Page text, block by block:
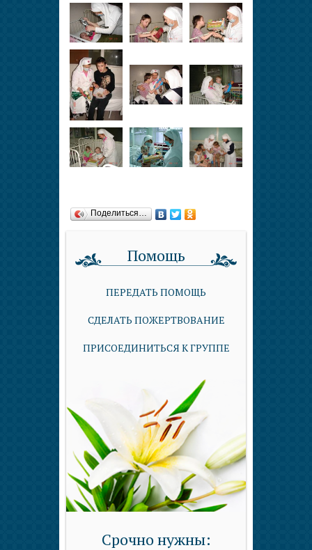
Поделиться…
Помощь
ПЕРЕДАТЬ ПОМОЩЬ
СДЕЛАТЬ ПОЖЕРТВОВАНИЕ
ПРИСОЕДИНИТЬСЯ К ГРУППЕ
Срочно нужны: